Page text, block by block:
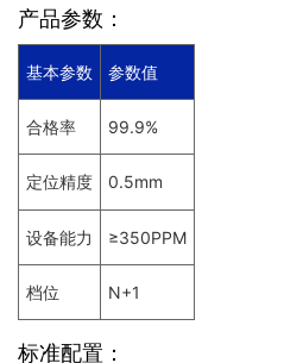
产品参数：
基本参数 参数值
合格率 99.9%
定位精度 0.5mm
设备能力 ≥350PPM
档位 N+1
标准配置：